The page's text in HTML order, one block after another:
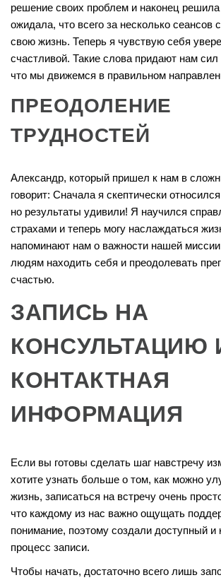
решение своих проблем и наконец
ожидала, что всего за несколько сеансов
свою жизнь. Теперь я чувствую себя
счастливой. Такие слова придают нам
что мы движемся в правильном
ПРЕОДОЛЕНИЕ
ТРУДНОСТЕЙ
Александр, который пришел к нам в
говорит: Сначала я скептически
но результаты удивили! Я научился
страхами и теперь могу наслаждаться
напоминают нам о важности нашей миссии
людям находить себя и преодолевать
счастью.
ЗАПИСЬ НА
КОНСУЛЬТАЦИЮ
КОНТАКТНАЯ
ИНФОРМАЦИЯ
Если вы готовы сделать шаг навстречу
хотите узнать больше о том, как можно
жизнь, записаться на встречу очень
что каждому из нас важно ощущать
понимание, поэтому создали доступный
процесс записи.
Чтобы начать, достаточно всего лишь